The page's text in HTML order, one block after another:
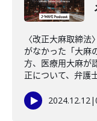
〈改正大麻取締
がなかった「大麻
方、医療用大麻が
正について、弁護
2024.12.12|